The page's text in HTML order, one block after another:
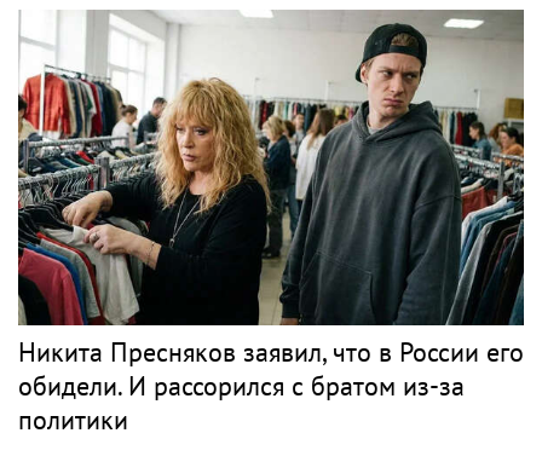
фанаты Константина Кинчева
МАМОНОВ Классика